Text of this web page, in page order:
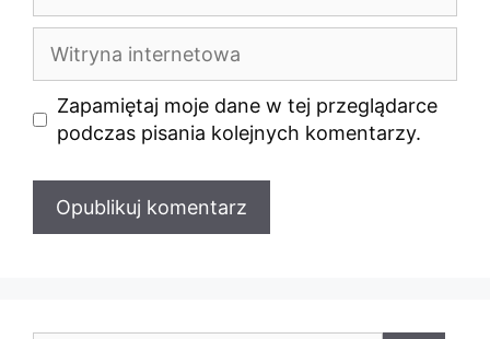
Witryna
internetowa
Zapamiętaj moje dane w tej przeglądarce
podczas pisania kolejnych komentarzy.